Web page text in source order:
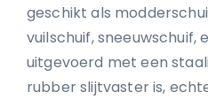
geschikt als
vuilschuif, sneeuwschuif,
uitgevoerd met een
rubber slijtvaster is,